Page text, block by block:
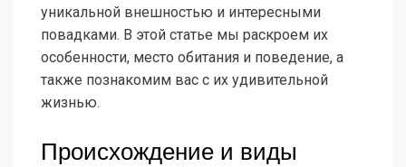
уникальной внешностью и интересными
повадками. В этой статье мы раскроем их
особенности, место обитания и поведение, а
также познакомим вас с их удивительной
жизнью.
Происхождение и виды